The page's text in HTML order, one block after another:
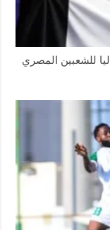
للشعبين المصري